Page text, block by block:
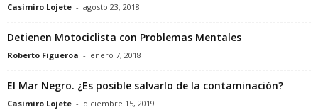
Casimiro Lojete - agosto 23, 2018
Detienen Motociclista con Problemas Mentales
Roberto Figueroa - enero 7, 2018
El Mar Negro. ¿Es posible salvarlo de la contaminación?
Casimiro Lojete - diciembre 15, 2019